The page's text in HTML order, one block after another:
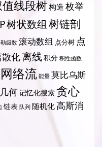
值线段树构造 枚举
树状数组 树链剖
级数 滚动数组 点分树 点
散化离线积分 积性函数
网络流 能量 莫比乌斯
何记忆化搜索贪心
链表 队列 随机化高斯消